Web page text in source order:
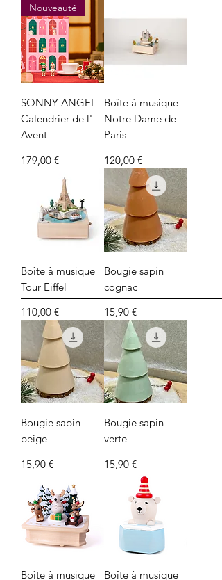
Nouveauté
SONNY ANGEL-
Calendrier de l'
Avent
Prix
179,00 €
Boîte à musique
Notre Dame de
Paris
Prix
120,00 €
Boîte à musique
Tour Eiffel
Prix
110,00 €
Bougie sapin
cognac
Prix
15,90 €
Bougie sapin
beige
Prix
15,90 €
Bougie sapin
verte
Prix
15,90 €
Boîte à musique
Boîte à musique